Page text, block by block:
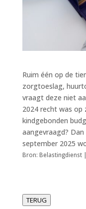
Ruim één op de
zorgtoeslag,
vraagt deze niet
2024 recht was
kindgebonden
aangevraagd?
september 2025
Bron: Belastingdienst
TERUG